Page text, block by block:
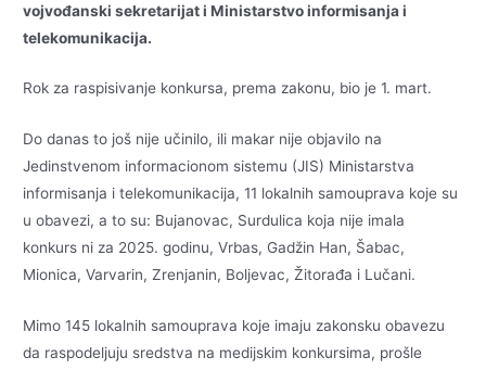
vojvođanski sekretarijat i Ministarstvo informisanja i
telekomunikacija.
Rok za raspisivanje konkursa, prema zakonu, bio je 1. mart.
Do danas to još nije učinilo, ili makar nije objavilo na
Jedinstvenom informacionom sistemu (JIS) Ministarstva
informisanja i telekomunikacija, 11 lokalnih samouprava koje su
u obavezi, a to su: Bujanovac, Surdulica koja nije imala
konkurs ni za 2025. godinu, Vrbas, Gadžin Han, Šabac,
Mionica, Varvarin, Zrenjanin, Boljevac, Žitorađa i Lučani.
Mimo 145 lokalnih samouprava koje imaju zakonsku obavezu
da raspodeljuju sredstva na medijskim konkursima, prošle